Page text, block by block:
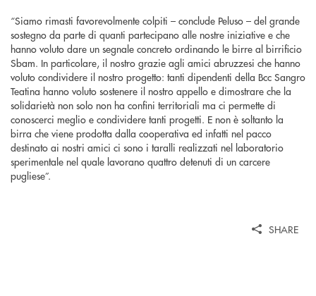
“Siamo rimasti favorevolmente colpiti – conclude Peluso – del grande
sostegno da parte di quanti partecipano alle nostre iniziative e che
hanno voluto dare un segnale concreto ordinando le birre al birrificio
Sbam. In particolare, il nostro grazie agli amici abruzzesi che hanno
voluto condividere il nostro progetto: tanti dipendenti della Bcc Sangro
Teatina hanno voluto sostenere il nostro appello e dimostrare che la
solidarietà non solo non ha confini territoriali ma ci permette di
conoscerci meglio e condividere tanti progetti. E non è soltanto la
birra che viene prodotta dalla cooperativa ed infatti nel pacco
destinato ai nostri amici ci sono i taralli realizzati nel laboratorio
sperimentale nel quale lavorano quattro detenuti di un carcere
pugliese”.
SHARE